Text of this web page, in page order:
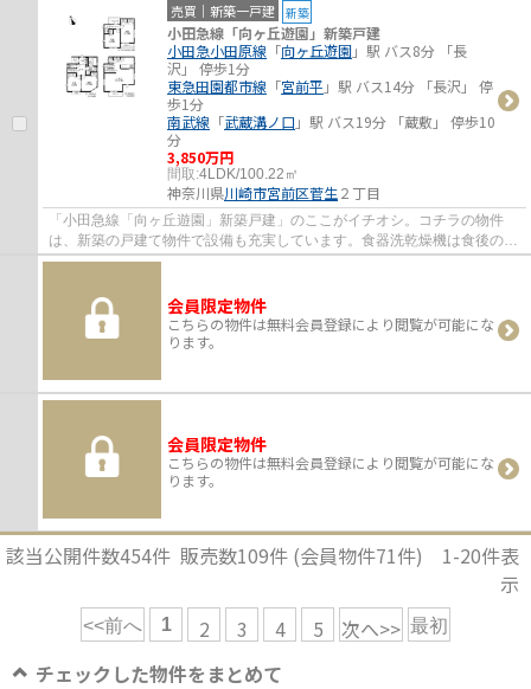
売買｜新築一戸建 新築
小田急線「向ヶ丘遊園」新築戸建
小田急小田原線 「向ヶ丘遊園」駅 バス8分 「長
沢」 停歩1分
東急田園都市線 「宮前平 」駅 バス14分 「長沢」 停
歩1分
南武線 「武蔵溝ノ口 」駅 バス19分 「蔵敷」 停歩10
分
3,850万円
間取:4LDK/100.22㎡
神奈川県川崎市宮前区菅生２丁目
「小田急線「向ヶ丘遊園」新築戸建」のここがイチオシ。コチラの物件
は、新築の戸建て物件で設備も充実しています。食器洗乾燥機は食後の家
事の時間短縮に役立ちます。デザイン性のあ...
会員限定物件
こちらの物件は無料会員登録により閲覧が可能にな
ります。
会員限定物件
こちらの物件は無料会員登録により閲覧が可能にな
ります。
該当公開件数454件 販売数109件 (会員物件71件) 1-20件表
示
<<前へ 1 2 3 4 5 次へ>> 最初
チェックした物件をまとめて